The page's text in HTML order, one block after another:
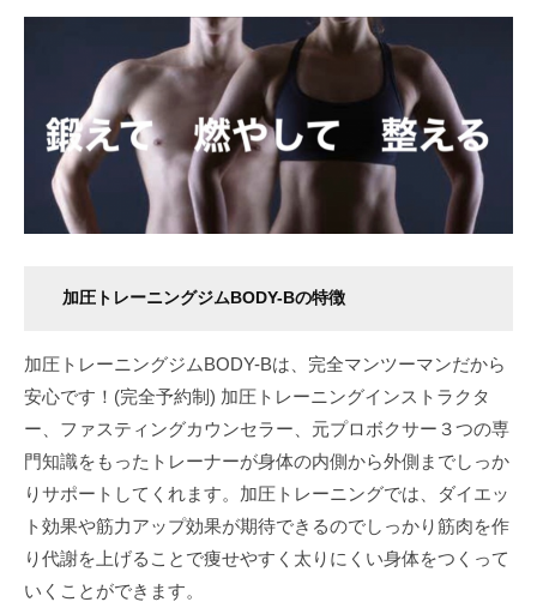
加圧トレーニングジムBODY-Bの特徴
加圧トレーニングジムBODY-Bは、完全マンツーマンだから
安心です！(完全予約制) 加圧トレーニングインストラクタ
ー、ファスティングカウンセラー、元プロボクサー３つの専
門知識をもったトレーナーが身体の内側から外側までしっか
りサポートしてくれます。加圧トレーニングでは、ダイエッ
ト効果や筋力アップ効果が期待できるのでしっかり筋肉を作
り代謝を上げることで痩せやすく太りにくい身体をつくって
いくことができます。